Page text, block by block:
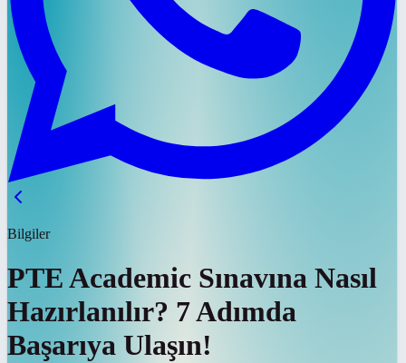
Bilgiler
PTE Academic Sınavına Nasıl
Hazırlanılır? 7 Adımda
Başarıya Ulaşın!